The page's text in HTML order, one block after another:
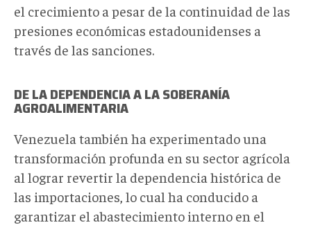
el crecimiento a pesar de la continuidad de las
presiones económicas estadounidenses a
través de las sanciones.
DE LA DEPENDENCIA A LA SOBERANÍA
AGROALIMENTARIA
Venezuela también ha experimentado una
transformación profunda en su sector agrícola
al lograr revertir la dependencia histórica de
las importaciones, lo cual ha conducido a
garantizar el abastecimiento interno en el